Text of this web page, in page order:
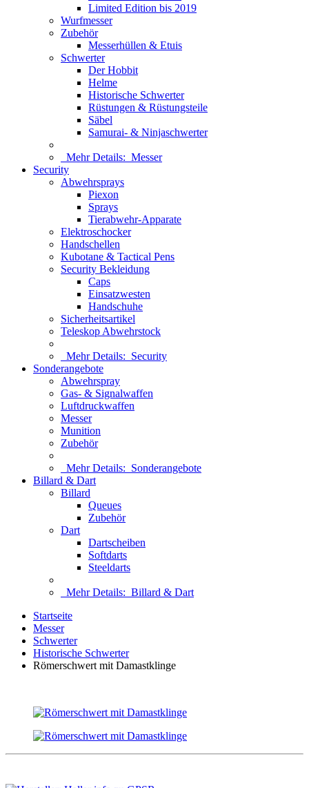
Limited Edition bis 2019
Wurfmesser
Zubehör
Messerhüllen & Etuis
Schwerter
Der Hobbit
Helme
Historische Schwerter
Rüstungen & Rüstungsteile
Säbel
Samurai- & Ninjaschwerter
Mehr Details: Messer
Security
Abwehrsprays
Piexon
Sprays
Tierabwehr-Apparate
Elektroschocker
Handschellen
Kubotane & Tactical Pens
Security Bekleidung
Caps
Einsatzwesten
Handschuhe
Sicherheitsartikel
Teleskop Abwehrstock
Mehr Details: Security
Sonderangebote
Abwehrspray
Gas- & Signalwaffen
Luftdruckwaffen
Messer
Munition
Zubehör
Mehr Details: Sonderangebote
Billard & Dart
Billard
Queues
Zubehör
Dart
Dartscheiben
Softdarts
Steeldarts
Mehr Details: Billard & Dart
Startseite
Messer
Schwerter
Historische Schwerter
Römerschwert mit Damastklinge